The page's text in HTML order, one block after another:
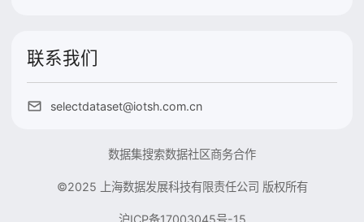
联系我们
selectdataset@iotsh.com.cn
数据集搜索数据社区商务合作
©2025 上海数据发展科技有限责任公司 版权所有